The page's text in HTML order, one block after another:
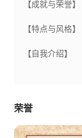
【成就与荣誉】
【特点与风格】
【自我介绍】
荣誉